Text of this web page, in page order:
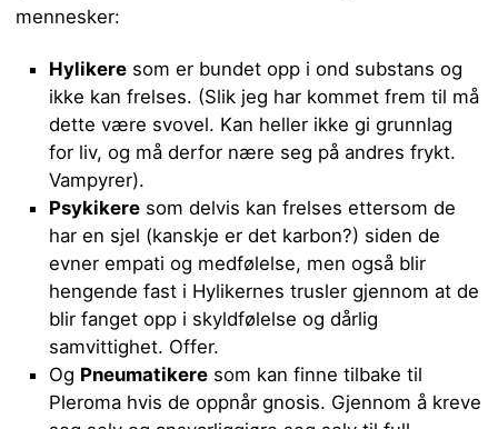
mennesker:
Hylikeresom er bundet opp i ond substans og
ikke kan frelses. (Slik jeg har kommet frem til må
dette være svovel. Kan heller ikke gi grunnlag
for liv, og må derfor nære seg på andres frykt.
Vampyrer).
Psykikeresom delvis kan frelses ettersom de
har en sjel (kanskje er det karbon?) siden de
evner empati og medfølelse, men også blir
hengende fast i Hylikernes trusler gjennom at de
blir fanget opp i skyldfølelse og dårlig
samvittighet. Offer.
Og Pneumatikeresom kan finne tilbake til
Pleroma hvis de oppnår gnosis. Gjennom å kreve